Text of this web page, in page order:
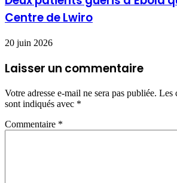
Centre de Lwiro
20 juin 2026
Laisser un commentaire
Votre adresse e-mail ne sera pas publiée. Les
sont indiqués avec *
Commentaire *